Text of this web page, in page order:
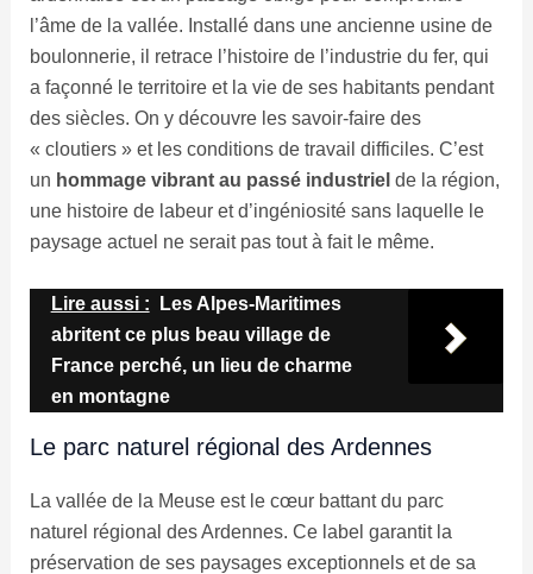
l’âme de la vallée. Installé dans une ancienne usine de
boulonnerie, il retrace l’histoire de l’industrie du fer, qui
a façonné le territoire et la vie de ses habitants pendant
des siècles. On y découvre les savoir-faire des
« cloutiers » et les conditions de travail difficiles. C’est
un hommage vibrant au passé industriel de la région,
une histoire de labeur et d’ingéniosité sans laquelle le
paysage actuel ne serait pas tout à fait le même.
Lire aussi :
Les Alpes-Maritimes
abritent ce plus beau village de
France perché, un lieu de charme
en montagne
Le parc naturel régional des Ardennes
La vallée de la Meuse est le cœur battant du parc
naturel régional des Ardennes. Ce label garantit la
préservation de ses paysages exceptionnels et de sa